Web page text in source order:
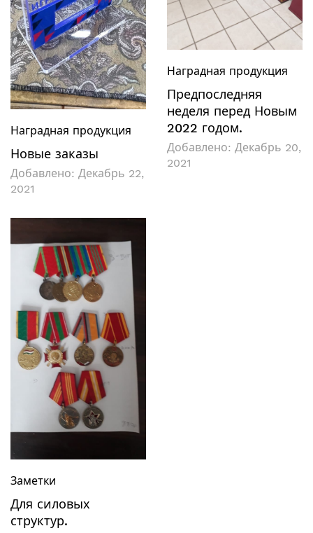
Наградная продукция
Новые заказы
Добавлено: Декабрь 22,
2021
Наградная продукция
Предпоследняя
неделя перед Новым
2022 годом.
Добавлено: Декабрь 20,
2021
Заметки
Для силовых
структур.